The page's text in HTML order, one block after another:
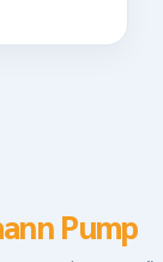
Pump